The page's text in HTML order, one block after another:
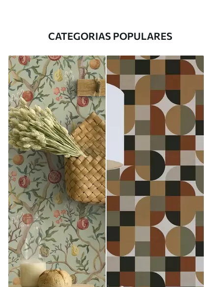
CATEGORIAS POPULARES